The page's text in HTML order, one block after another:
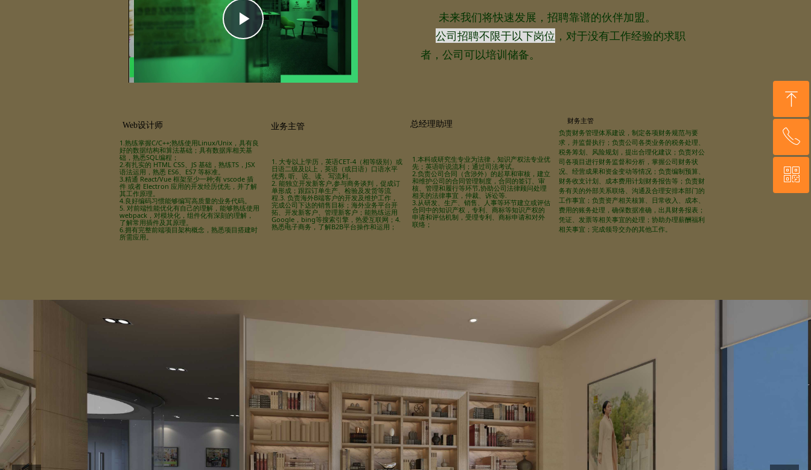
未来我们将快速发展，招聘靠谱的伙伴加盟。
公司招聘不限于以下岗位 ，对于没有工作经验的求职
者，公司可以培训储备。
1.熟练掌握C/C++;熟练使用Linux/Unix，具有良
好的数据结构和算法基础；具有数据库相关基
础，熟悉SQL编程；
2.有扎实的 HTML CSS、JS 基础，熟练TS，JSX
语法运用，熟悉 ES6、ES7 等标准。
3.精通 React/Vue 框架至少一种;有 vscode 插
件 或者 Electron 应用的开发经历优先，并了解
其工作原理。
4.良好编码习惯能够编写高质量的业务代码。
5. 对前端性能优化有自己的理解，能够熟练使用
webpack，对模块化，组件化有深刻的理解，
了解常用插件及其原理。
6.拥有完整前端项目架构概念，熟悉项目搭建时
所需应用。
Web设计师
1. 大专以上学历，英语CET-4（相等级别）或
日语二级及以上，英语（或日语）口语水平
优秀, 听、说、读、写流利。
2. 能独立开发新客户,参与商务谈判，促成订
单形成；跟踪订单生产、检验及发货等流
程.3. 负责海外B端客户的开发及维护工作，
完成公司下达的销售目标；海外业务平台开
拓、开发新客户、管理新客户；能熟练运用
Google，bing等搜索引擎，热爱互联网；4.
熟悉电子商务，了解B2B平台操作和运用；
业务主管
负责财务管理体系建设，制定各项财务规范与要
求，并监督执行；负责公司各类业务的税务处理、
税务筹划、风险规划，提出合理化建议；负责对公
司各项目进行财务监督和分析，掌握公司财务状
况、经营成果和资金变动等情况；负责编制预算、
财务收支计划、成本费用计划财务报告等；负责财
务有关的外部关系联络、沟通及合理安排本部门的
工作事宜；负责资产相关核算、日常收入、成本、
费用的账务处理，确保数据准确，出具财务报表；
凭证、发票等相关事宜的处理；协助办理薪酬福利
相关事宜；完成领导交办的其他工作。
财务主管
总经理助理
1.本科或研究生专业为法律，知识产权法专业优
先；英语听说流利；通过司法考试。
2.负责公司合同（含涉外）的起草和审核，建立
和维护公司的合同管理制度，合同的签订、审
核、管理和履行等环节,协助公司法律顾问处理
相关的法律事宜，仲裁、诉讼等.
3.从研发、生产、销售、人事等环节建立或评估
合同中的知识产权，专利、商标等知识产权的
申请和评估机制，受理专利、商标申请和对外
联络；
Play
Video
ꁸ
回到顶部
ꂅ
13641708742
ꀥ